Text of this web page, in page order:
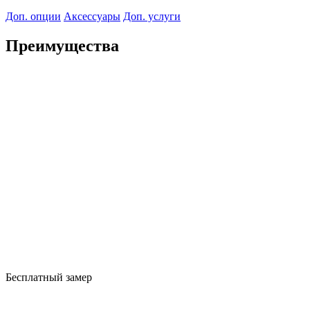
Доп. опции Аксессуары Доп. услуги
Преимущества
Бесплатный замер